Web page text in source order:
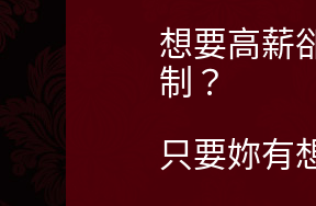
想要高薪
制？
只要妳有